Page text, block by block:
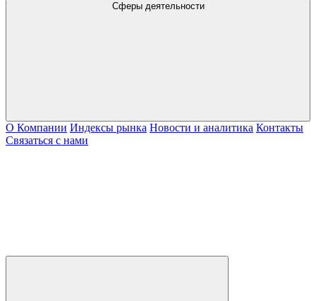
Сферы деятельности
О Компании Индексы рынка Новости и аналитика Контакты
Связаться с нами